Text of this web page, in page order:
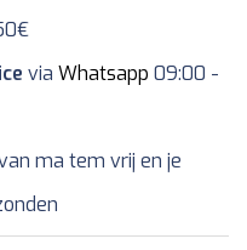
via Whatsapp 09:00 -
ma tem vrij en je